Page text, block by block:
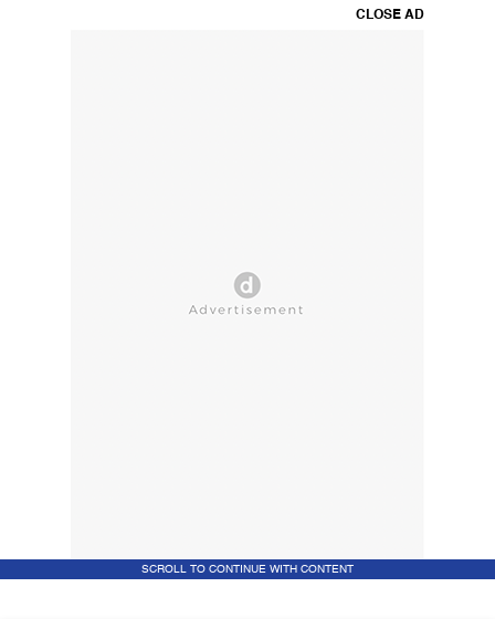
CLOSE AD
SCROLL TO CONTINUE WITH CONTENT